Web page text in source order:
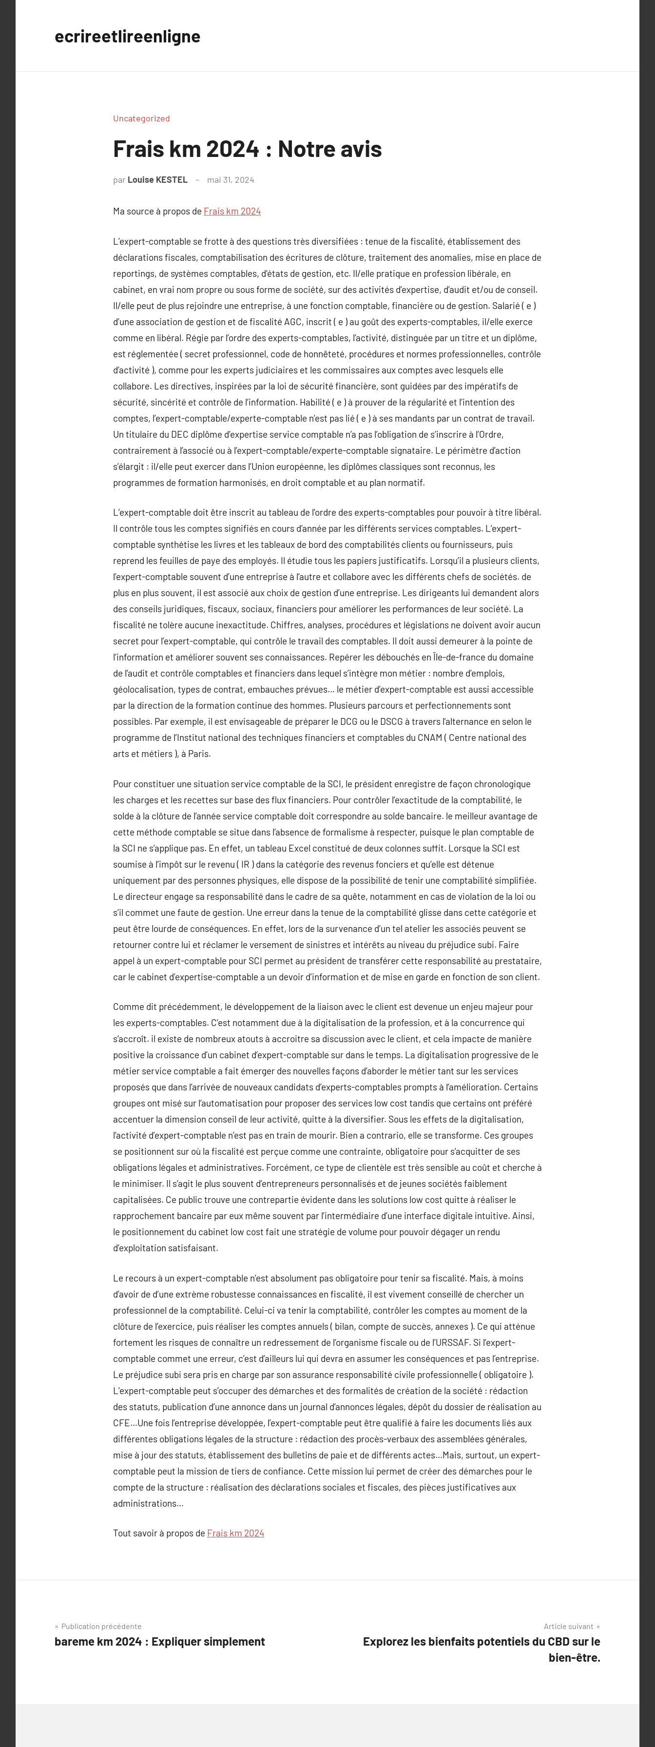
ecrireetlireenligne
Uncategorized
Frais km 2024 : Notre avis
par Louise KESTEL mai 31, 2024
Ma source à propos de Frais km 2024
L’expert-comptable se frotte à des questions très diversifiées : tenue de la fiscalité, établissement des
déclarations fiscales, comptabilisation des écritures de clôture, traitement des anomalies, mise en place de
reportings, de systèmes comptables, d’états de gestion, etc. Il/elle pratique en profession libérale, en
cabinet, en vrai nom propre ou sous forme de société, sur des activités d’expertise, d’audit et/ou de conseil.
Il/elle peut de plus rejoindre une entreprise, à une fonction comptable, financière ou de gestion. Salarié ( e )
d’une association de gestion et de fiscalité AGC, inscrit ( e ) au goût des experts-comptables, il/elle exerce
comme en libéral. Régie par l’ordre des experts-comptables, l’activité, distinguée par un titre et un diplôme,
est réglementée ( secret professionnel, code de honnêteté, procédures et normes professionnelles, contrôle
d’activité ), comme pour les experts judiciaires et les commissaires aux comptes avec lesquels elle
collabore. Les directives, inspirées par la loi de sécurité financière, sont guidées par des impératifs de
sécurité, sincérité et contrôle de l’information. Habilité ( e ) à prouver de la régularité et l’intention des
comptes, l’expert-comptable/experte-comptable n’est pas lié ( e ) à ses mandants par un contrat de travail.
Un titulaire du DEC diplôme d’expertise service comptable n’a pas l’obligation de s’inscrire à l’Ordre,
contrairement à l’associé ou à l’expert-comptable/experte-comptable signataire. Le périmètre d’action
s’élargit : il/elle peut exercer dans l’Union européenne, les diplômes classiques sont reconnus, les
programmes de formation harmonisés, en droit comptable et au plan normatif.
L’expert-comptable doit être inscrit au tableau de l’ordre des experts-comptables pour pouvoir à titre libéral.
Il contrôle tous les comptes signifiés en cours d’année par les différents services comptables. L’expert-
comptable synthétise les livres et les tableaux de bord des comptabilités clients ou fournisseurs, puis
reprend les feuilles de paye des employés. Il étudie tous les papiers justificatifs. Lorsqu’il a plusieurs clients,
l’expert-comptable souvent d’une entreprise à l’autre et collabore avec les différents chefs de sociétés. de
plus en plus souvent, il est associé aux choix de gestion d’une entreprise. Les dirigeants lui demandent alors
des conseils juridiques, fiscaux, sociaux, financiers pour améliorer les performances de leur société. La
fiscalité ne tolère aucune inexactitude. Chiffres, analyses, procédures et législations ne doivent avoir aucun
secret pour l’expert-comptable, qui contrôle le travail des comptables. Il doit aussi demeurer à la pointe de
l’information et améliorer souvent ses connaissances. Repérer les débouchés en Île-de-france du domaine
de l’audit et contrôle comptables et financiers dans lequel s’intègre mon métier : nombre d’emplois,
géolocalisation, types de contrat, embauches prévues… le métier d’expert-comptable est aussi accessible
par la direction de la formation continue des hommes. Plusieurs parcours et perfectionnements sont
possibles. Par exemple, il est envisageable de préparer le DCG ou le DSCG à travers l’alternance en selon le
programme de l’Institut national des techniques financiers et comptables du CNAM ( Centre national des
arts et métiers ), à Paris.
Pour constituer une situation service comptable de la SCI, le président enregistre de façon chronologique
les charges et les recettes sur base des flux financiers. Pour contrôler l’exactitude de la comptabilité, le
solde à la clôture de l’année service comptable doit correspondre au solde bancaire. le meilleur avantage de
cette méthode comptable se situe dans l’absence de formalisme à respecter, puisque le plan comptable de
la SCI ne s’applique pas. En effet, un tableau Excel constitué de deux colonnes suffit. Lorsque la SCI est
soumise à l’impôt sur le revenu ( IR ) dans la catégorie des revenus fonciers et qu’elle est détenue
uniquement par des personnes physiques, elle dispose de la possibilité de tenir une comptabilité simplifiée.
Le directeur engage sa responsabilité dans le cadre de sa quête, notamment en cas de violation de la loi ou
s’il commet une faute de gestion. Une erreur dans la tenue de la comptabilité glisse dans cette catégorie et
peut être lourde de conséquences. En effet, lors de la survenance d’un tel atelier les associés peuvent se
retourner contre lui et réclamer le versement de sinistres et intérêts au niveau du préjudice subi. Faire
appel à un expert-comptable pour SCI permet au président de transférer cette responsabilité au prestataire,
car le cabinet d’expertise-comptable a un devoir d’information et de mise en garde en fonction de son client.
Comme dit précédemment, le développement de la liaison avec le client est devenue un enjeu majeur pour
les experts-comptables. C’est notamment due à la digitalisation de la profession, et à la concurrence qui
s’accroît. il existe de nombreux atouts à accroitre sa discussion avec le client, et cela impacte de manière
positive la croissance d’un cabinet d’expert-comptable sur dans le temps. La digitalisation progressive de le
métier service comptable a fait émerger des nouvelles façons d’aborder le métier tant sur les services
proposés que dans l’arrivée de nouveaux candidats d’experts-comptables prompts à l’amélioration. Certains
groupes ont misé sur l’automatisation pour proposer des services low cost tandis que certains ont préféré
accentuer la dimension conseil de leur activité, quitte à la diversifier. Sous les effets de la digitalisation,
l’activité d’expert-comptable n’est pas en train de mourir. Bien a contrario, elle se transforme. Ces groupes
se positionnent sur où la fiscalité est perçue comme une contrainte, obligatoire pour s’acquitter de ses
obligations légales et administratives. Forcément, ce type de clientèle est très sensible au coût et cherche à
le minimiser. Il s’agit le plus souvent d’entrepreneurs personnalisés et de jeunes sociétés faiblement
capitalisées. Ce public trouve une contrepartie évidente dans les solutions low cost quitte à réaliser le
rapprochement bancaire par eux même souvent par l’intermédiaire d’une interface digitale intuitive. Ainsi,
le positionnement du cabinet low cost fait une stratégie de volume pour pouvoir dégager un rendu
d’exploitation satisfaisant.
Le recours à un expert-comptable n’est absolument pas obligatoire pour tenir sa fiscalité. Mais, à moins
d’avoir de d’une extrème robustesse connaissances en fiscalité, il est vivement conseillé de chercher un
professionnel de la comptabilité. Celui-ci va tenir la comptabilité, contrôler les comptes au moment de la
clôture de l’exercice, puis réaliser les comptes annuels ( bilan, compte de succès, annexes ). Ce qui atténue
fortement les risques de connaître un redressement de l’organisme fiscale ou de l’URSSAF. Si l’expert-
comptable commet une erreur, c’est d’ailleurs lui qui devra en assumer les conséquences et pas l’entreprise.
Le préjudice subi sera pris en charge par son assurance responsabilité civile professionnelle ( obligatoire ).
L’expert-comptable peut s’occuper des démarches et des formalités de création de la société : rédaction
des statuts, publication d’une annonce dans un journal d’annonces légales, dépôt du dossier de réalisation au
CFE…Une fois l’entreprise développée, l’expert-comptable peut être qualifié à faire les documents liés aux
différentes obligations légales de la structure : rédaction des procès-verbaux des assemblées générales,
mise à jour des statuts, établissement des bulletins de paie et de différents actes…Mais, surtout, un expert-
comptable peut la mission de tiers de confiance. Cette mission lui permet de créer des démarches pour le
compte de la structure : réalisation des déclarations sociales et fiscales, des pièces justificatives aux
administrations…
Tout savoir à propos de Frais km 2024
Navigation
de
Publication précédente
bareme km 2024 : Expliquer simplement
Article suivant
Explorez les bienfaits potentiels du CBD sur le
bien-être.